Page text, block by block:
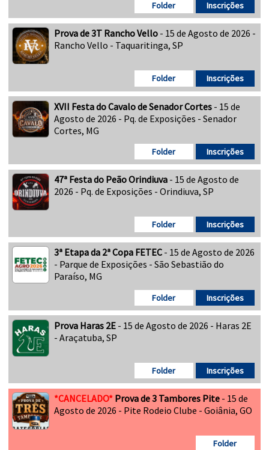
Inscrições
Folder
Prova de 3T Rancho Vello - 15 de Agosto de 2026 -
Rancho Vello - Taquaritinga, SP
Inscrições
Folder
XVII Festa do Cavalo de Senador Cortes - 15 de
Agosto de 2026 - Pq. de Exposições - Senador
Cortes, MG
Inscrições
Folder
47ª Festa do Peão Orindiuva - 15 de Agosto de
2026 - Pq. de Exposições - Orindiuva, SP
Inscrições
Folder
3ª Etapa da 2ª Copa FETEC - 15 de Agosto de 2026
- Parque de Exposições - São Sebastião do
Paraíso, MG
Inscrições
Folder
Prova Haras 2E - 15 de Agosto de 2026 - Haras 2E
- Araçatuba, SP
Inscrições
Folder
*CANCELADO* Prova de 3 Tambores Pite - 15 de
Agosto de 2026 - Pite Rodeio Clube - Goiânia, GO
Folder